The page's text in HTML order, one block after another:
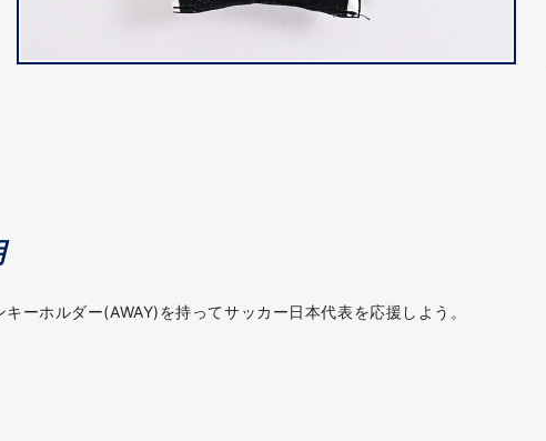
ーホルダー(AWAY)を持ってサッカー日本代表を応援しよう。